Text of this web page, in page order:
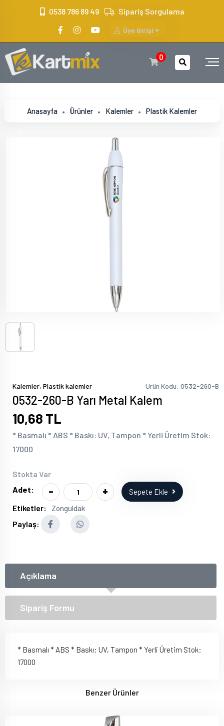
0538 786 89 49 Sipariş Sorgulama
Üye Girişi
0
Anasayfa Ürünler Kalemler Plastik Kalemler
Kalemler, Plastik kalemler Ürün Kodu: 0532-260-B
0532-260-B Yarı Metal Kalem
10,68 TL
* Basmalı * ABS * Baskı: UV, Tampon * Yerli Üretim Stok:
17000
Stokta Var
Adet:
- + Sepete Ekle
Etiketler: Zonguldak
Paylaş:
Açıklama
Sipariş Formu
* Basmalı * ABS * Baskı: UV, Tampon * Yerli Üretim Stok:
17000
Benzer Ürünler